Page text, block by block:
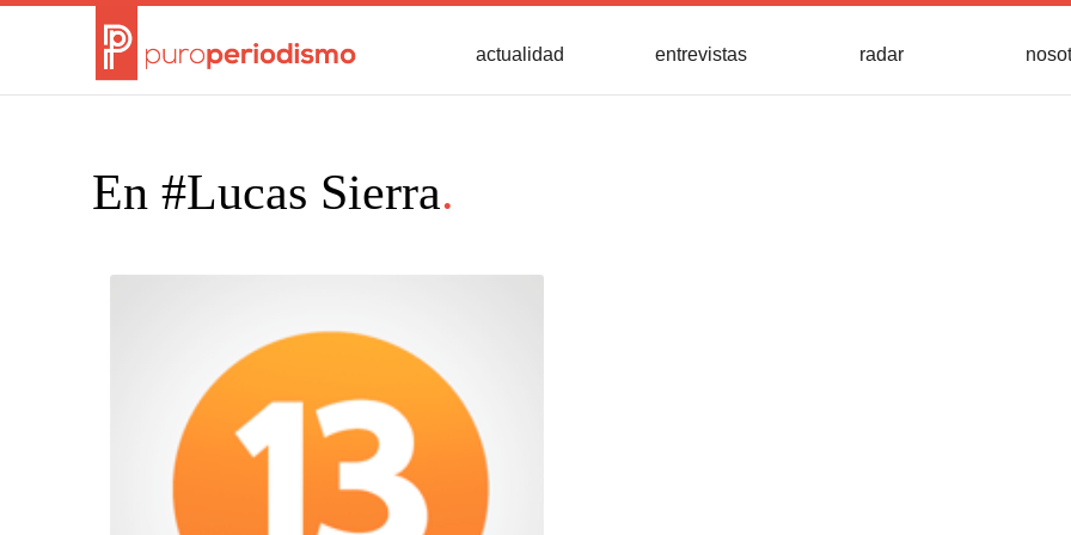
actualidad entrevistas radar
En #Lucas Sierra.